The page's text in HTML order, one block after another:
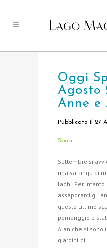
Oggi
Agosto
Anne e
Pubblicato il 27
Sposi
Settembre si
una valanga di
laghi. Per
assaporarci gli
questo ultimo
pomeriggio è
Alan che si sono
giardini di...